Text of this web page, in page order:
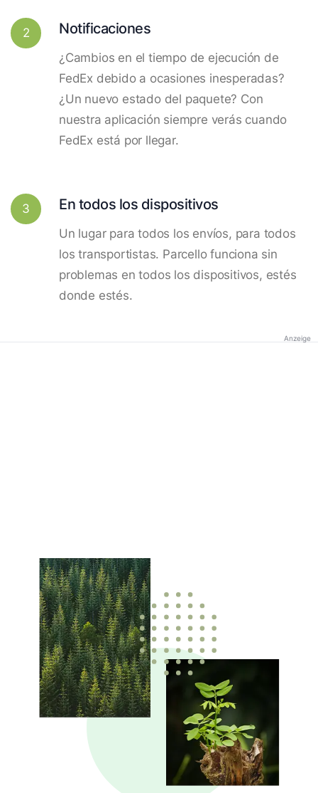
2 Notificaciones
¿Cambios en el tiempo de ejecución de
FedEx debido a ocasiones inesperadas?
¿Un nuevo estado del paquete? Con
nuestra aplicación siempre verás cuando
FedEx está por llegar.
3 En todos los dispositivos
Un lugar para todos los envíos, para todos
los transportistas. Parcello funciona sin
problemas en todos los dispositivos, estés
donde estés.
Anzeige